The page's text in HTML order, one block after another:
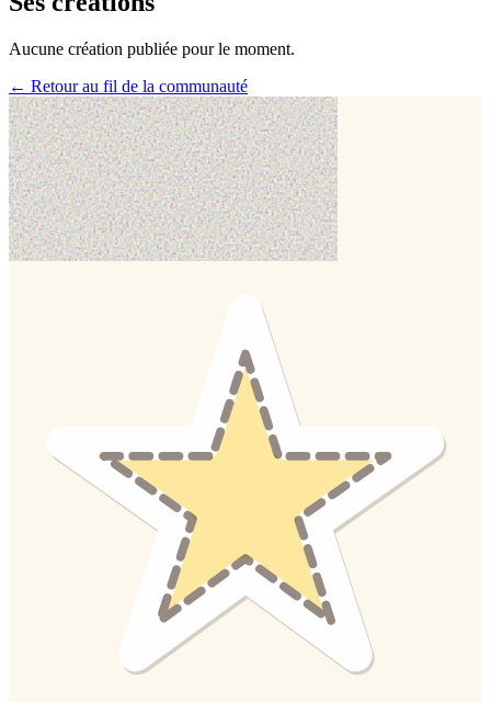
Aucune création publiée pour le moment.
← Retour au fil de la communauté